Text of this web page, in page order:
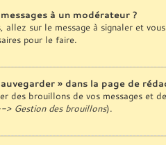
à un modérateur ?
allez sur le message à signaler et
pour le faire.
» dans la page de
des brouillons de vos messages et
> Gestion des brouillons).